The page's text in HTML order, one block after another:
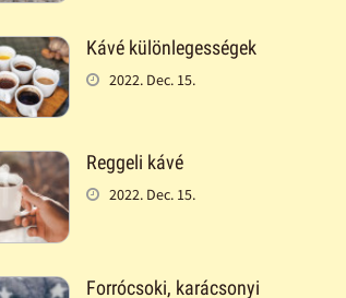
Kávé különlegességek
2022. Dec. 15.
Reggeli kávé
2022. Dec. 15.
Forrócsoki, karácsonyi